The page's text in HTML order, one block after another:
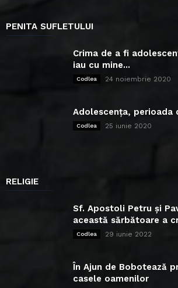
PENITA SUFLETULUI
Crima de a fi
iau cu mine...
Codlea 24 noiembrie 2020
Adolescența, perioada
Codlea 25 iunie 2020
RELIGIE
Sf. Apostoli Petru și
această sărbătoare a
Codlea 29 iunie 2022
În Ajun de Bobotează
casele oamenilor